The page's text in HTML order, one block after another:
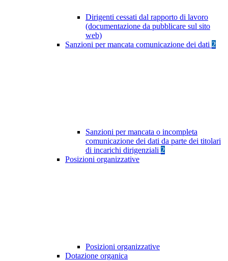
Dirigenti cessati dal rapporto di lavoro
(documentazione da pubblicare sul sito
web)
Sanzioni per mancata comunicazione dei dati 2
Sanzioni per mancata o incompleta
comunicazione dei dati da parte dei titolari
di incarichi dirigenziali 2
Posizioni organizzative
Posizioni organizzative
Dotazione organica